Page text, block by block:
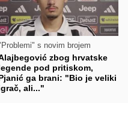
s novim brojem
zbog hrvatske
pod pritiskom,
ga brani: "Bio je veliki
ali..."